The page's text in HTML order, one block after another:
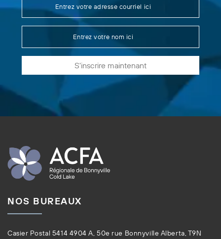
S'inscrire maintenant
NOS BUREAUX
Casier Postal 5414 4904 A, 50e rue Bonnyville Alberta, T9N